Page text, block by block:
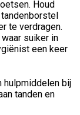
Houd
te verdragen.
suiker in
een keer
hulpmiddelen bij
tanden en